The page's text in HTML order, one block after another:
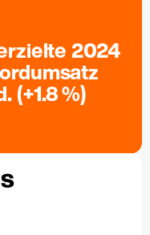
2024
(+1.8 %)